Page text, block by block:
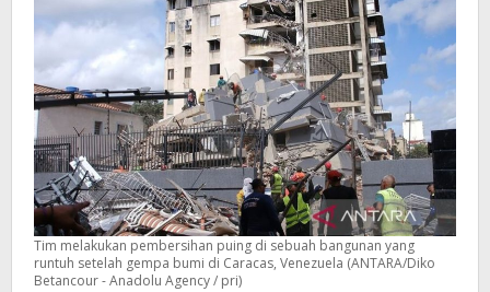
Tim melakukan pembersihan puing di sebuah bangunan yang
runtuh setelah gempa bumi di Caracas, Venezuela (ANTARA/Diko
Betancour - Anadolu Agency / pri)